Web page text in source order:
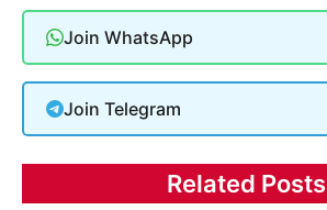
Join WhatsApp
Join Telegram
Related Posts